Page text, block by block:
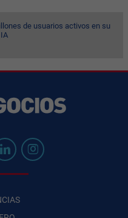
de usuarios activos en su